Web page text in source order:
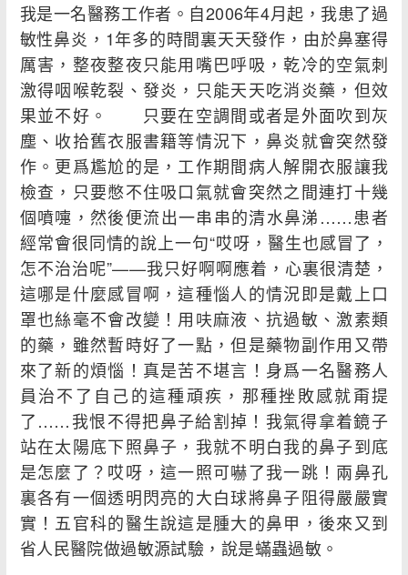
我是一名醫務工作者。自2006年4月起，我患了過
敏性鼻炎，1年多的時間裏天天發作，由於鼻塞得
厲害，整夜整夜只能用嘴巴呼吸，乾冷的空氣刺
激得咽喉乾裂、發炎，只能天天吃消炎藥，但效
果並不好。 只要在空調間或者是外面吹到灰
塵、收拾舊衣服書籍等情況下，鼻炎就會突然發
作。更爲尷尬的是，工作期間病人解開衣服讓我
檢查，只要憋不住吸口氣就會突然之間連打十幾
個噴嚏，然後便流出一串串的清水鼻涕……患者
經常會很同情的說上一句“哎呀，醫生也感冒了，
怎不治治呢”——我只好啊啊應着，心裏很清楚，
這哪是什麼感冒啊，這種惱人的情況即是戴上口
罩也絲毫不會改變！用呋麻液、抗過敏、激素類
的藥，雖然暫時好了一點，但是藥物副作用又帶
來了新的煩惱！真是苦不堪言！身爲一名醫務人
員治不了自己的這種頑疾，那種挫敗感就甭提
了……我恨不得把鼻子給割掉！我氣得拿着鏡子
站在太陽底下照鼻子，我就不明白我的鼻子到底
是怎麼了？哎呀，這一照可嚇了我一跳！兩鼻孔
裏各有一個透明閃亮的大白球將鼻子阻得嚴嚴實
實！五官科的醫生說這是腫大的鼻甲，後來又到
省人民醫院做過敏源試驗，說是蟎蟲過敏。